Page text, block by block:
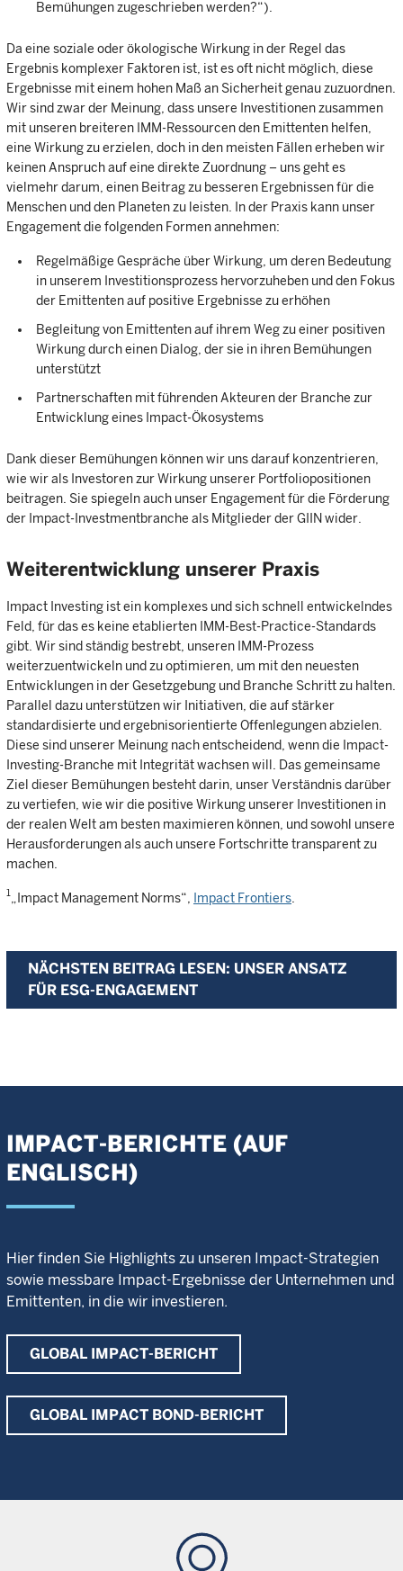
Bemühungen zugeschrieben werden?“).
Da eine soziale oder ökologische Wirkung in der Regel das
Ergebnis komplexer Faktoren ist, ist es oft nicht möglich, diese
Ergebnisse mit einem hohen Maß an Sicherheit genau zuzuordnen.
Wir sind zwar der Meinung, dass unsere Investitionen zusammen
mit unseren breiteren IMM-Ressourcen den Emittenten helfen,
eine Wirkung zu erzielen, doch in den meisten Fällen erheben wir
keinen Anspruch auf eine direkte Zuordnung – uns geht es
vielmehr darum, einen Beitrag zu besseren Ergebnissen für die
Menschen und den Planeten zu leisten. In der Praxis kann unser
Engagement die folgenden Formen annehmen:
Regelmäßige Gespräche über Wirkung, um deren Bedeutung
in unserem Investitionsprozess hervorzuheben und den Fokus
der Emittenten auf positive Ergebnisse zu erhöhen
Begleitung von Emittenten auf ihrem Weg zu einer positiven
Wirkung durch einen Dialog, der sie in ihren Bemühungen
unterstützt
Partnerschaften mit führenden Akteuren der Branche zur
Entwicklung eines Impact-Ökosystems
Dank dieser Bemühungen können wir uns darauf konzentrieren,
wie wir als Investoren zur Wirkung unserer Portfoliopositionen
beitragen. Sie spiegeln auch unser Engagement für die Förderung
der Impact-Investmentbranche als Mitglieder der GIIN wider.
Weiterentwicklung unserer Praxis
Impact Investing ist ein komplexes und sich schnell entwickelndes
Feld, für das es keine etablierten IMM-Best-Practice-Standards
gibt. Wir sind ständig bestrebt, unseren IMM-Prozess
weiterzuentwickeln und zu optimieren, um mit den neuesten
Entwicklungen in der Gesetzgebung und Branche Schritt zu halten.
Parallel dazu unterstützen wir Initiativen, die auf stärker
standardisierte und ergebnisorientierte Offenlegungen abzielen.
Diese sind unserer Meinung nach entscheidend, wenn die Impact-
Investing-Branche mit Integrität wachsen will. Das gemeinsame
Ziel dieser Bemühungen besteht darin, unser Verständnis darüber
zu vertiefen, wie wir die positive Wirkung unserer Investitionen in
der realen Welt am besten maximieren können, und sowohl unsere
Herausforderungen als auch unsere Fortschritte transparent zu
machen.
1 „Impact Management Norms“, Impact Frontiers
NÄCHSTEN BEITRAG LESEN: UNSER ANSATZ
FÜR ESG-ENGAGEMENT
IMPACT-BERICHTE (AUF
ENGLISCH)
Hier finden Sie Highlights zu unseren Impact-Strategien
sowie messbare Impact-Ergebnisse der Unternehmen und
Emittenten, in die wir investieren.
GLOBAL IMPACT-BERICHT
GLOBAL IMPACT BOND-BERICHT